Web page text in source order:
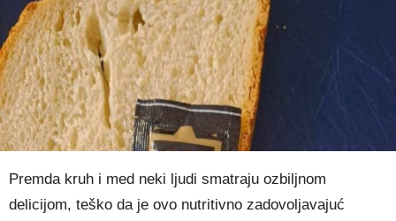
Premda kruh i med neki ljudi smatraju ozbiljnom
delicijom, teško da je ovo nutritivno zadovoljavajuć